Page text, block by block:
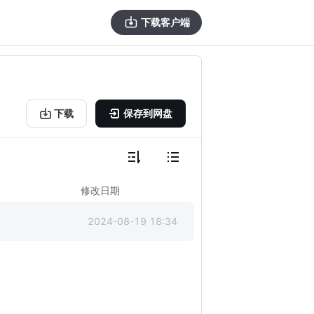
下载客户端
下载 保存到网盘
修改日期
2024-08-19 18:34